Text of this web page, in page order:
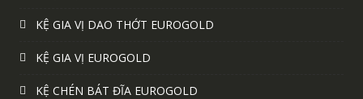
KỆ GIA VỊ DAO THỚT EUROGOLD
KỆ GIA VỊ EUROGOLD
KỆ CHÉN BÁT ĐĨA EUROGOLD